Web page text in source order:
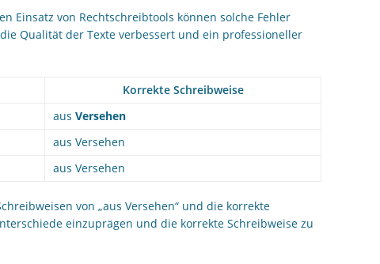
Einsatz von Rechtschreibtools können solche Fehler
Qualität der Texte verbessert und ein professioneller
Korrekte Schreibweise
aus Versehen
aus Versehen
aus Versehen
von „aus Versehen“ und die korrekte
einzuprägen und die korrekte Schreibweise zu